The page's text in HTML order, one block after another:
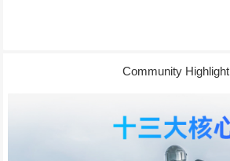
Community Highlight